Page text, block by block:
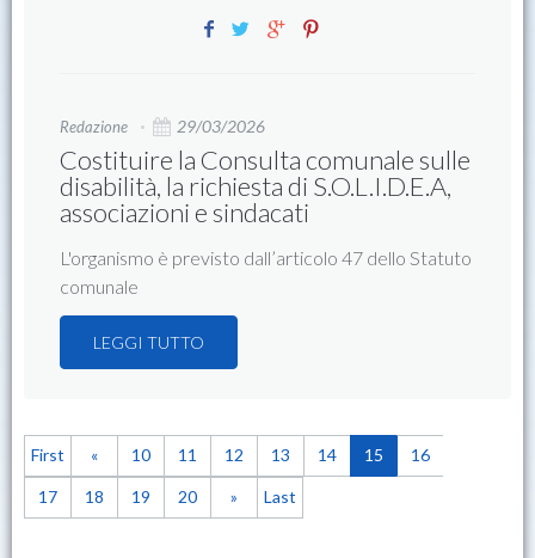
Redazione 29/03/2026
Costituire la Consulta comunale sulle
disabilità, la richiesta di S.O.L.I.D.E.A,
associazioni e sindacati
L'organismo è previsto dall’articolo 47 dello Statuto
comunale
LEGGI TUTTO
First « 10 11 12 13 14 15 16
17 18 19 20 » Last